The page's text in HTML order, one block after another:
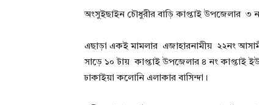
অংসুইছাইন চৌধুরীর বাড়ি কাপ্তাই উপজেলার ৩
এছাড়া একই মামলার এজাহারনামীয় ২২নং
সাড়ে ১০ টায় কাপ্তাই উপজেলার ৪ নং কাপ্তাই
ঢাকাইয়া কলোনি এলাকার বাসিন্দা।